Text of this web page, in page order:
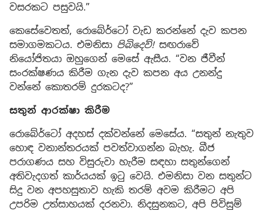
වසරකට පසුවයි.”
කෙසේවෙතත්, රොබේර්ටෝ වැඩ කරන්නේ දැව කපන
සමාගමකටය. එමනිසා පිබිදෙව්!සඟරාවේ
නියෝජිතයා ඔහුගෙන් මෙසේ ඇසීය. “වන ජීවීන්
සංරක්ෂණය කිරීම ගැන දැව කපන අය උනන්දු
වන්නේ කොතරම් දුරකටද?”
සතුන් ආරක්ෂා කිරීම
රොබේර්ටෝ අදහස් දක්වන්නේ මෙසේය. “සතුන් නැතුව
හොඳ වනාන්තරයක් පවත්වාගන්න බැහැ. බීජ
පරාගණය සහ විසුරුවා හැරීම සඳහා සතුන්ගෙන්
අතිවැදගත් කාර්යයක් ඉටු වෙයි. එමනිසා වන සතුන්ට
සිදු වන අපහසුතාව හැකි තරම් අවම කිරීමට අපි
උපරිම උත්සාහයක් දරනවා. නිදසුනකට, අපි පිවිසුම්